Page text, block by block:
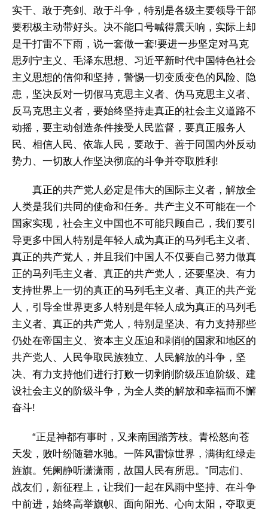
实干、敢于亮剑、敢于斗争，特别是各级主要领导干部
要积极主动带好头。决不能口号喊得震天响，实际上却
是干打雷不下雨，说一套做一套!要进一步坚定对马克
思列宁主义、毛泽东思想、习近平新时代中国特色社会
主义思想的信仰和坚持，警惕一切变质变色的风险、隐
患，坚决反对一切假马克思主义者、伪马克思主义者、
反马克思主义者，要始终坚持走真正的社会主义道路不
动摇，要主动创造条件接受人民监督，要真正服务人
民、相信人民、依靠人民，要敢于、善于同国内外反动
势力、一切敌人作坚决彻底的斗争并夺取胜利!
真正的共产党人必定是伟大的国际主义者，解放全
人类是我们共同的使命和任务。共产主义不可能在一个
国家实现，社会主义中国也不可能只顾自己，我们要引
导更多中国人特别是年轻人成为真正的马列毛主义者、
真正的共产党人，并且我们中国人不仅要自己努力做真
正的马列毛主义者、真正的共产党人，还要坚决、有力
支持世界上一切的真正的马列毛主义者、真正的共产党
人，引导全世界更多人特别是年轻人成为真正的马列毛
主义者、真正的共产党人，特别是坚决、有力支持那些
仍处在帝国主义、资本主义压迫和剥削的国家和地区的
共产党人、人民争取民族独立、人民解放的斗争，坚
决、有力支持他们进行打败一切剥削阶级压迫阶级、建
设社会主义的阶级斗争，为全人类的解放和幸福而不懈
奋斗!
“正是神都有事时，又来南国踏芳枝。青松怒向苍
天发，败叶纷随碧水驰。一阵风雷惊世界，满街红绿走
旌旗。凭阑静听潇潇雨，故国人民有所思。”同志们、
战友们，新征程上，让我们一起在风雨中坚持、在斗争
中前进，始终高举旗帜、面向阳光、心向太阳，夺取更